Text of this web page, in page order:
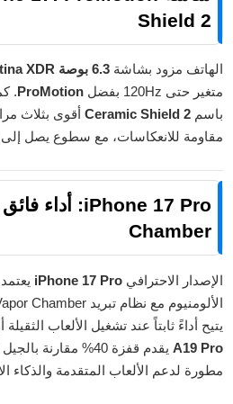
Shield 2
الهاتف مزود بشاشة 6.3 بوصة Super Retina XDR
متغير حتى 120Hz بفضل
ProMotion
.
باسم Ceramic Shield 2 أقوى بثلاث
مقاومة للانعكاسات، مع سطوع يصل إلى
Chamber
الإصدار الاحترافي iPhone 17 Pro
يتيح أداءً ثابتاً عند تشغيل الألعاب
A19 Pro
مطورة لدعم الألعاب المتقدمة والذكاء